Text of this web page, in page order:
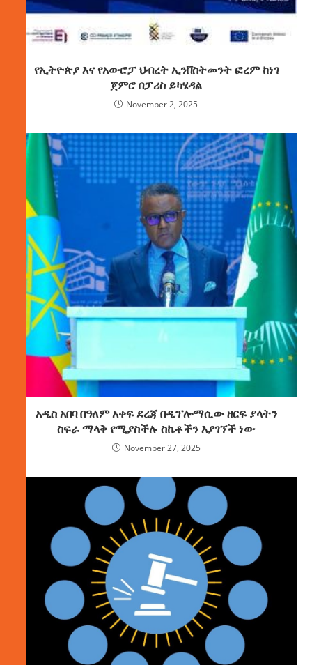
የኢትዮጵያ እና የአውሮፓ ህብረት ኢንቨስትመንት ፎረም ከነገ
ጀምሮ በፓሪስ ይካሄዳል
November 2, 2025
አዲስ አበባ በዓለም አቀፍ ደረጃ በዲፕሎማሲው ዘርፍ ያላትን
ስፍራ ማላቅ የሚያስችሉ ስኬቶችን እያገኘች ነው
November 27, 2025